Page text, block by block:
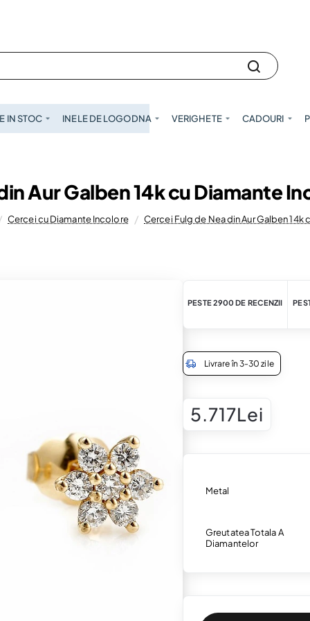
IN STOC INELE DE LOGODNA VERIGHETE CADOURI
Aur Galben 14k cu Diamante
Cercei cu Diamante Incolore Cercei Fulg de Nea din Aur Galben
PESTE 2900 DE RECENZII
Livrare în 3-30 zile
5.717Lei
Metal
Greutatea Totala A
Diamantelor